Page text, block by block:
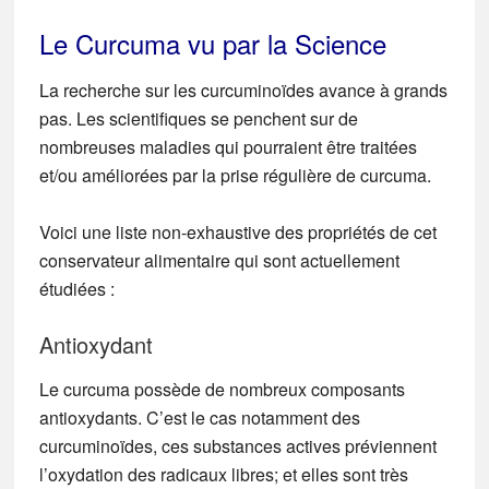
Le Curcuma vu par la Science
La recherche sur les curcuminoïdes avance à grands
pas. Les scientifiques se penchent sur de
nombreuses maladies qui pourraient être traitées
et/ou améliorées par la prise régulière de curcuma.
Voici une liste non-exhaustive des propriétés de cet
conservateur alimentaire qui sont actuellement
étudiées :
Antioxydant
Le curcuma possède de nombreux composants
antioxydants. C’est le cas notamment des
curcuminoïdes, ces substances actives préviennent
l’oxydation des radicaux libres; et elles sont très